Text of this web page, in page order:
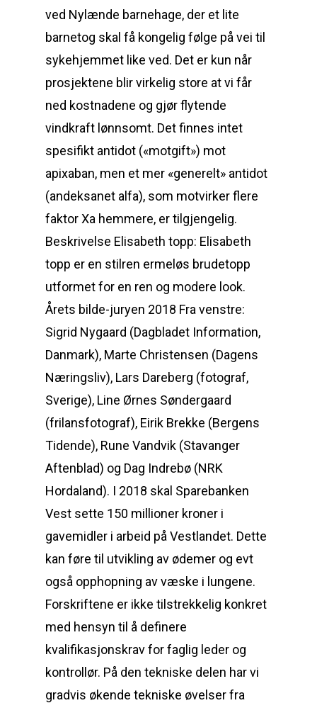
ved Nylænde barnehage, der et lite
barnetog skal få kongelig følge på vei til
sykehjemmet like ved. Det er kun når
prosjektene blir virkelig store at vi får
ned kostnadene og gjør flytende
vindkraft lønnsomt. Det finnes intet
spesifikt antidot («motgift») mot
apixaban, men et mer «generelt» antidot
(andeksanet alfa), som motvirker flere
faktor Xa hemmere, er tilgjengelig.
Beskrivelse Elisabeth topp: Elisabeth
topp er en stilren ermeløs brudetopp
utformet for en ren og modere look.
Årets bilde-juryen 2018 Fra venstre:
Sigrid Nygaard (Dagbladet Information,
Danmark), Marte Christensen (Dagens
Næringsliv), Lars Dareberg (fotograf,
Sverige), Line Ørnes Søndergaard
(frilansfotograf), Eirik Brekke (Bergens
Tidende), Rune Vandvik (Stavanger
Aftenblad) og Dag Indrebø (NRK
Hordaland). I 2018 skal Sparebanken
Vest sette 150 millioner kroner i
gavemidler i arbeid på Vestlandet. Dette
kan føre til utvikling av ødemer og evt
også opphopning av væske i lungene.
Forskriftene er ikke tilstrekkelig konkret
med hensyn til å definere
kvalifikasjonskrav for faglig leder og
kontrollør. På den tekniske delen har vi
gradvis økende tekniske øvelser fra